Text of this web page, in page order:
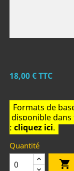
18,00 €TTC
Formats de
disponible
:cliquez ici.
Quantité
